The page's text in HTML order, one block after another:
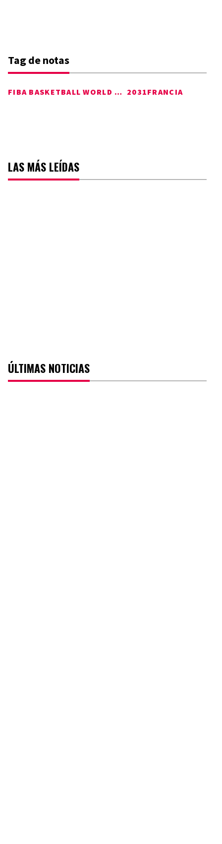
Tag de notas
FIBA BASKETBALL WORLD CUP 2031FRANCIA
LAS MÁS LEÍDAS
ÚLTIMAS NOTICIAS